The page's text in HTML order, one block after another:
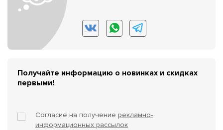
Получайте информацию о новинках и скидках
первыми!
Согласие на получение рекламно-
информационных рассылок